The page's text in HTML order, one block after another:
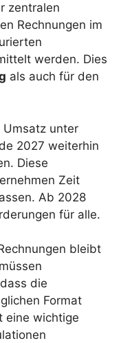
zentralen
Rechnungen im
werden. Dies
als auch für den
Umsatz unter
2027 weiterhin
Diese
Zeit
Ab 2028
für alle.
bleibt
die
Format
eine wichtige